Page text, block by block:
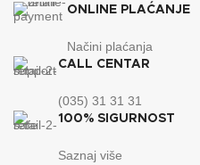
ONLINE PLAĆANJE
Načini plaćanja
CALL CENTAR
(035) 31 31 31
100% SIGURNOST
Saznaj više